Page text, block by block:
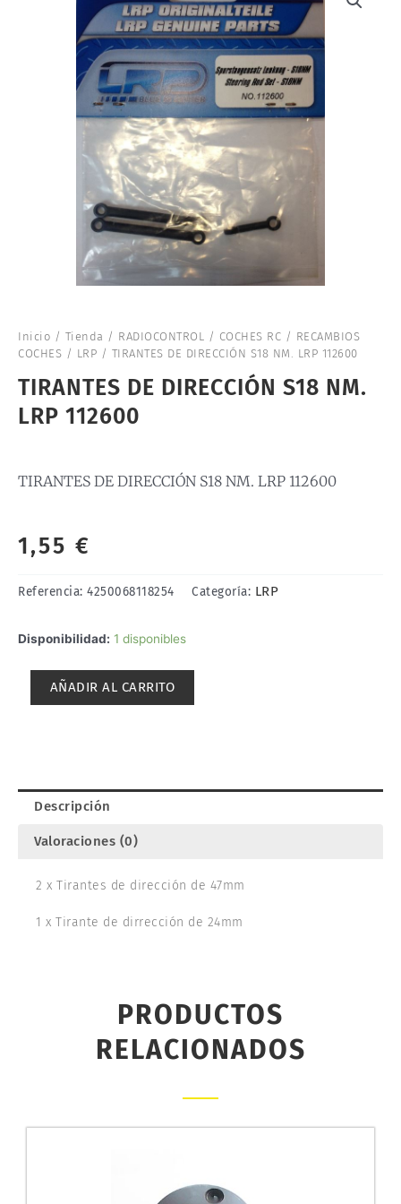
Inicio / Tienda / RADIOCONTROL / COCHES RC / RECAMBIOS
COCHES / LRP / TIRANTES DE DIRECCIÓN S18 NM. LRP 112600
TIRANTES DE DIRECCIÓN S18 NM.
LRP 112600
TIRANTES DE DIRECCIÓN S18 NM. LRP 112600
1,55 €
Referencia: 4250068118254 Categoría: LRP
Disponibilidad: 1 disponibles
TIRANTES
DIRECCIÓN
AÑADIR AL CARRITO
Descripción
Valoraciones (0)
2 x Tirantes de dirección de 47mm
1 x Tirante de dirrección de 24mm
PRODUCTOS
RELACIONADOS